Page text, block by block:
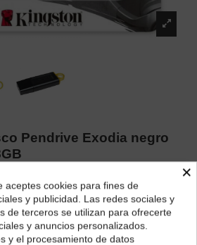
Pendrive Exodia negro
recibir tu pedido?
para mostrarte los precios e
correctos para tu región.
×
aceptes cookies para fines de
y publicidad. Las redes sociales y
de terceros se utilizan para ofrecerte
y anuncios personalizados.
y el procesamiento de datos